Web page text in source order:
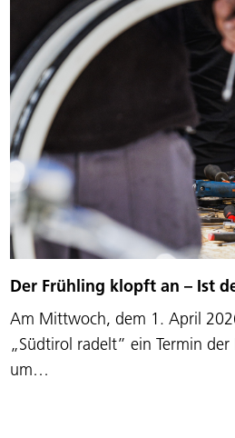
Der Frühling klopft an – Ist
Am Mittwoch, dem 1. April
„Südtirol radelt” ein Termin
um…